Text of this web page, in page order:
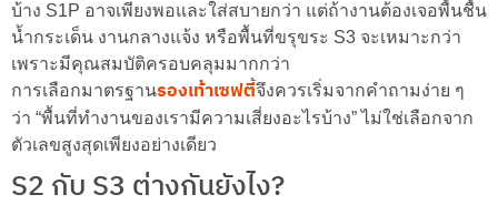
บ้าง S1P อาจเพียงพอและใส่สบายกว่า แต่ถ้างานต้องเจอพื้นชื้น
น้ำกระเด็น งานกลางแจ้ง หรือพื้นที่ขรุขระ S3 จะเหมาะกว่า
เพราะมีคุณสมบัติครอบคลุมมากกว่า
การเลือกมาตรฐานรองเท้าเซฟตี้จึงควรเริ่มจากคำถามง่าย ๆ
ว่า “พื้นที่ทำงานของเรามีความเสี่ยงอะไรบ้าง” ไม่ใช่เลือกจาก
ตัวเลขสูงสุดเพียงอย่างเดียว
S2 กับ S3 ต่างกันยังไง?